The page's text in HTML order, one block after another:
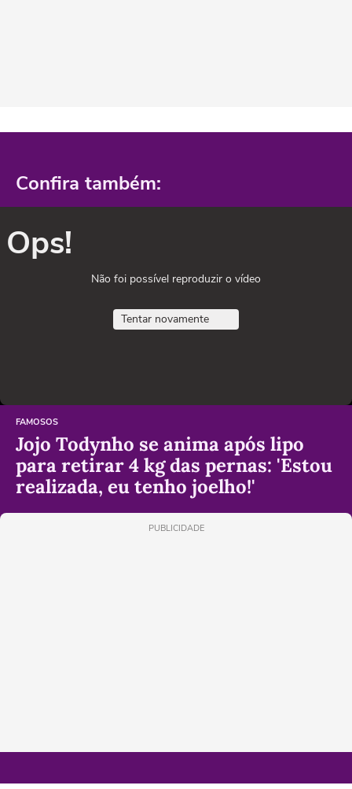
Confira também:
Ops!
Não foi possível reproduzir o vídeo
Tentar novamente
FAMOSOS
Jojo Todynho se anima após lipo
para retirar 4 kg das pernas: 'Estou
realizada, eu tenho joelho!'
PUBLICIDADE